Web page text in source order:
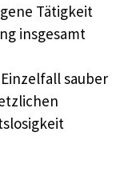
Tätigkeit
insgesamt
sauber